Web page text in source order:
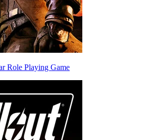
Role Playing Game